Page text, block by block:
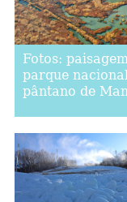
Fotos:
parque
pântano de